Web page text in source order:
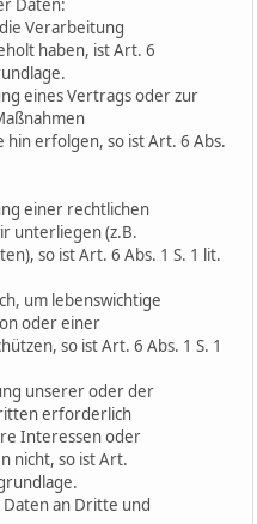
Daten:
Verarbeitung
haben, ist Art. 6
eines Vertrags oder zur
erfolgen, so ist Art. 6 Abs.
einer rechtlichen
unterliegen (z.B.
so ist Art. 6 Abs. 1 S. 1 lit.
um lebenswichtige
oder einer
so ist Art. 6 Abs. 1 S. 1
unserer oder der
erforderlich
Interessen oder
nicht, so ist Art.
an Dritte und